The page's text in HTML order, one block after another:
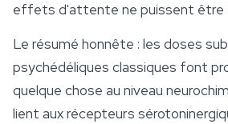
effets d'attente ne puissent être
Le résumé honnête : les doses
psychédéliques classiques font
quelque chose au niveau
lient aux récepteurs